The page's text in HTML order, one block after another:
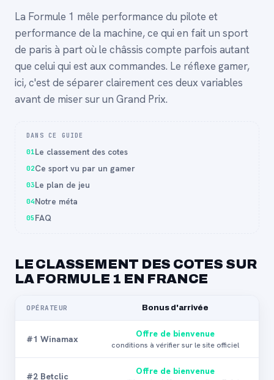
La Formule 1 mêle performance du pilote et
performance de la machine, ce qui en fait un sport
de paris à part où le châssis compte parfois autant
que celui qui est aux commandes. Le réflexe gamer,
ici, c'est de séparer clairement ces deux variables
avant de miser sur un Grand Prix.
DANS CE GUIDE
01Le classement des cotes
02Ce sport vu par un gamer
03Le plan de jeu
04Notre méta
05 FAQ
LE CLASSEMENT DES COTES SUR
LA FORMULE 1 EN FRANCE
OPÉRATEUR Bonus d'arrivée
#1 Winamax Offre de bienvenue
conditions à vérifier sur le site officiel
#2 Betclic Offre de bienvenue